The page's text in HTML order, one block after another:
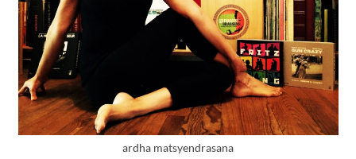
ardha matsyendrasana